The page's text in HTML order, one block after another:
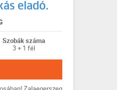
eladó.
Szobák száma
3 + 1 fél